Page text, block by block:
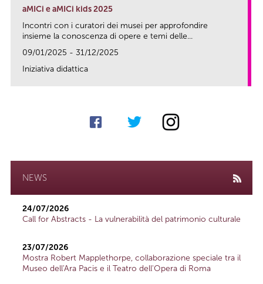
aMICi e aMICi kids 2025
Incontri con i curatori dei musei per approfondire
insieme la conoscenza di opere e temi delle...
09/01/2025 - 31/12/2025
Iniziativa didattica
NEWS
24/07/2026
Call for Abstracts - La vulnerabilità del patrimonio culturale
23/07/2026
Mostra Robert Mapplethorpe, collaborazione speciale tra il
Museo dell'Ara Pacis e il Teatro dell'Opera di Roma